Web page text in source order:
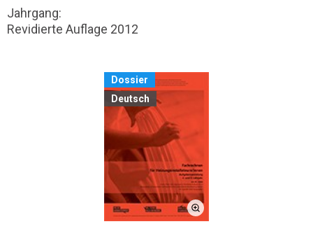
Jahrgang:
Revidierte Auflage 2012
Dossier
Deutsch